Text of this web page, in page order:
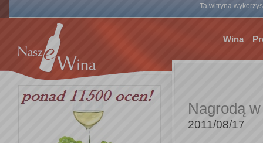
Ta witryna
Wina
Nagrodą
2011/08/17